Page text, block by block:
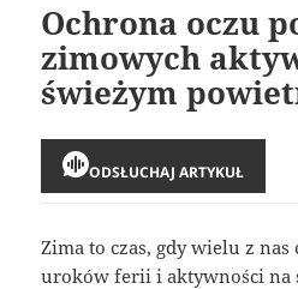
Ochrona oczu
zimowych
świeżym
ODSŁUCHAJ ARTYKUŁ
Zima to czas, gdy wielu z
uroków ferii i aktywności na